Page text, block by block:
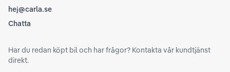
hej@carla.se
Chatta
Har du redan köpt bil och har frågor? Kontakta vår kundtjänst
direkt.